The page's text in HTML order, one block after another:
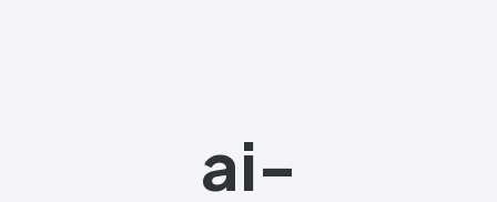
ai-